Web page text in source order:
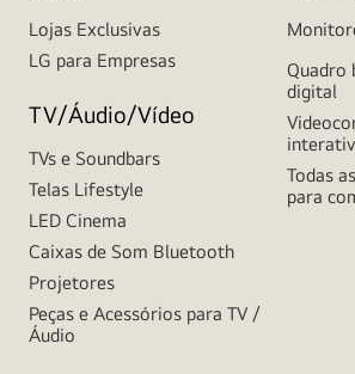
Lojas Exclusivas
LG para Empresas
TV/Áudio/Vídeo
TVs e Soundbars
Telas Lifestyle
LED Cinema
Caixas de Som Bluetooth
Projetores
Peças e Acessórios para TV /
Áudio
Quadro
digital
Todas
para